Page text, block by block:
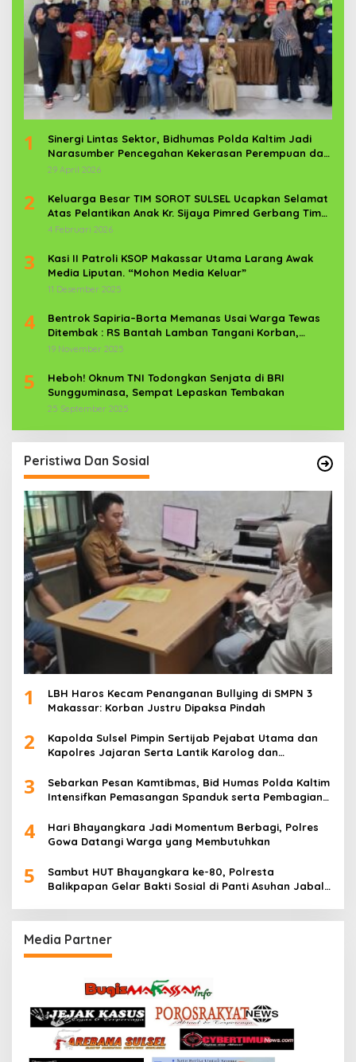
1
Sinergi Lintas Sektor, Bidhumas Polda Kaltim Jadi
Narasumber Pencegahan Kekerasan Perempuan dan
Anak
29 April 2026
2
Keluarga Besar TIM SOROT SULSEL Ucapkan Selamat
Atas Pelantikan Anak Kr. Sijaya Pimred Gerbang Timur
News Com Sebagai Prajurit TNI
4 Februari 2026
3
Kasi II Patroli KSOP Makassar Utama Larang Awak
Media Liputan. “Mohon Media Keluar”
11 Desember 2025
4
Bentrok Sapiria–Borta Memanas Usai Warga Tewas
Ditembak : RS Bantah Lamban Tangani Korban,
Aparat TNI-POLRI Dikerahkan
19 November 2025
5
Heboh! Oknum TNI Todongkan Senjata di BRI
Sungguminasa, Sempat Lepaskan Tembakan
25 September 2025
Peristiwa Dan Sosial
1
LBH Haros Kecam Penanganan Bullying di SMPN 3
Makassar: Korban Justru Dipaksa Pindah
2
Kapolda Sulsel Pimpin Sertijab Pejabat Utama dan
Kapolres Jajaran Serta Lantik Karolog dan
3
Sebarkan Pesan Kamtibmas, Bid Humas Polda Kaltim
Intensifkan Pemasangan Spanduk serta Pembagian
4
Hari Bhayangkara Jadi Momentum Berbagi, Polres
Gowa Datangi Warga yang Membutuhkan
5
Sambut HUT Bhayangkara ke-80, Polresta
Balikpapan Gelar Bakti Sosial di Panti Asuhan Jabal
Media Partner